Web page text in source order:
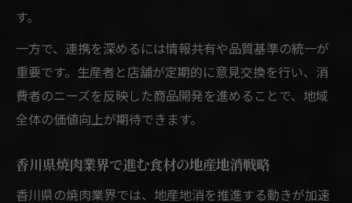
す。
一方で、連携を深めるには情報共有や品質基準の統一が
重要です。生産者と店舗が定期的に意見交換を行い、消
費者のニーズを反映した商品開発を進めることで、地域
全体の価値向上が期待できます。
香川県焼肉業界で進む食材の地産地消戦略
香川県の焼肉業界では、地産地消を推進する動きが加速